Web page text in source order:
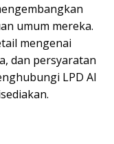
umum mereka.
mengenai
dan persyaratan
LPD Al